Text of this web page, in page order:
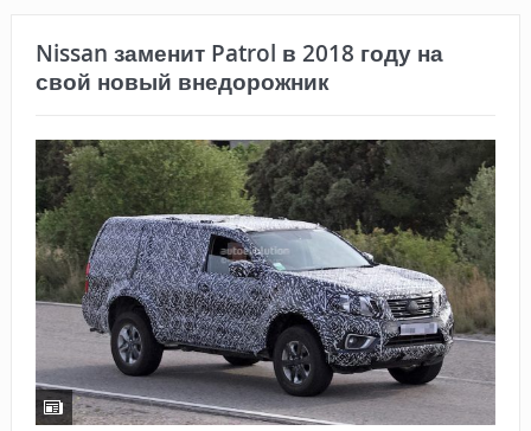
Nissan заменит Patrol в 2018 году на
свой новый внедорожник